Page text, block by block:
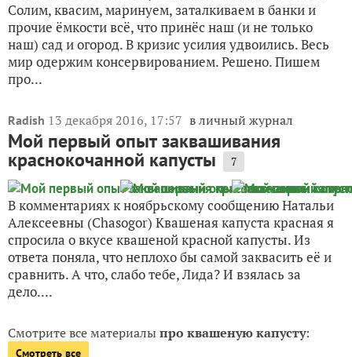
Солим, квасим, маринуем, заталкиваем в банки и
прочие ёмкости всё, что принёс наш (и не только
наш) сад и огород. В кризис усилия удвоились. Весь
мир одержим консервированием. Решено. Пишем
про...
Radish 13 декабря 2016, 17:57 в личный журнал
Мой первый опыт заквашивания
краснокочанной капусты 7
В комментариях к ноябрьскому сообщению Натальи
Алексеевны (Chasogor) Квашеная капуста красная я
спросила о вкусе квашеной красной капусты. Из
ответа поняла, что неплохо бы самой заквасить её и
сравнить. А что, слабо тебе, Лида? И взялась за
дело....
Смотрите все материалыпро квашеную капусту:
Смотреть все